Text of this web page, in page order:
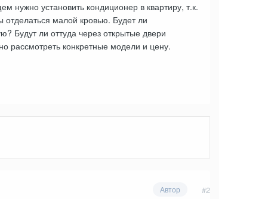
установить кондиционер в квартиру, т.к.
малой кровью. Будет ли
Будут ли оттуда через открытые двери
рассмотреть конкретные модели и цену.
Автор #2